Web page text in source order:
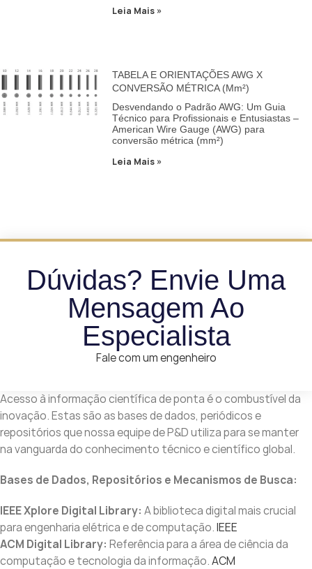
Leia Mais »
TABELA E ORIENTAÇÕES AWG X
CONVERSÃO MÉTRICA (mm²)
Desvendando o Padrão AWG: Um Guia
Técnico para Profissionais e Entusiastas –
American Wire Gauge (AWG) para
conversão métrica (mm²)
Leia Mais »
Dúvidas? Envie Uma
Mensagem Ao
Especialista
Fale com um engenheiro
Acesso à informação científica de ponta é o combustível da
inovação. Estas são as bases de dados, periódicos e
repositórios que nossa equipe de P&D utiliza para se manter
na vanguarda do conhecimento técnico e científico global.
Bases de Dados, Repositórios e Mecanismos de Busca:
IEEE Xplore Digital Library: A biblioteca digital mais crucial
para engenharia elétrica e de computação.IEEE
ACM Digital Library: Referência para a área de ciência da
computação e tecnologia da informação.ACM